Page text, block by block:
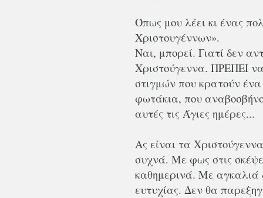
Όπως μου λέει κι ένας
Χριστουγέννων».
Ναι, μπορεί. Γιατί δεν
Χριστούγεννα. ΠΡΕΠΕΙ
στιγμών που κρατούν
φωτάκια, που
αυτές τις Άγιες ημέρες...
Ας είναι τα
συχνά. Με φως στις
καθημερινά. Με αγκαλιά
ευτυχίας. Δεν θα